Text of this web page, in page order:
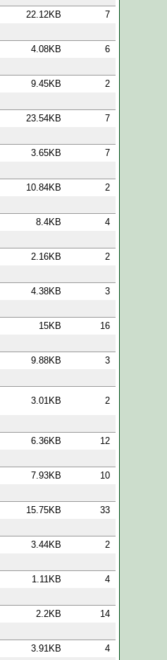
22.12KB
7
4.08KB
6
9.45KB
2
23.54KB
7
3.65KB
7
10.84KB
2
8.4KB
4
2.16KB
2
4.38KB
3
15KB
16
9.88KB
3
3.01KB 2
6.36KB
12
7.93KB
10
15.75KB
33
3.44KB
2
1.11KB
4
2.2KB
14
3.91KB
4